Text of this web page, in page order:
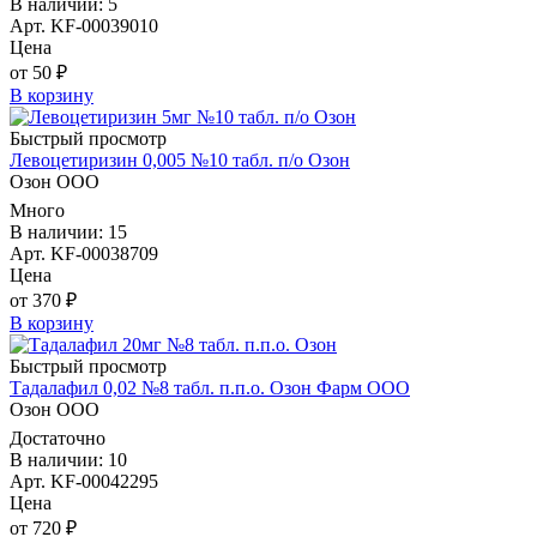
В наличии: 5
Арт. KF-00039010
Цена
от 50 ₽
В корзину
Быстрый просмотр
Левоцетиризин 0,005 №10 табл. п/о Озон
Озон ООО
Много
В наличии: 15
Арт. KF-00038709
Цена
от 370 ₽
В корзину
Быстрый просмотр
Тадалафил 0,02 №8 табл. п.п.о. Озон Фарм ООО
Озон ООО
Достаточно
В наличии: 10
Арт. KF-00042295
Цена
от 720 ₽